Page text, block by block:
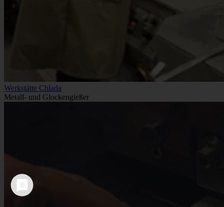
Werkstätte Chlada
Metall- und Glockengießer